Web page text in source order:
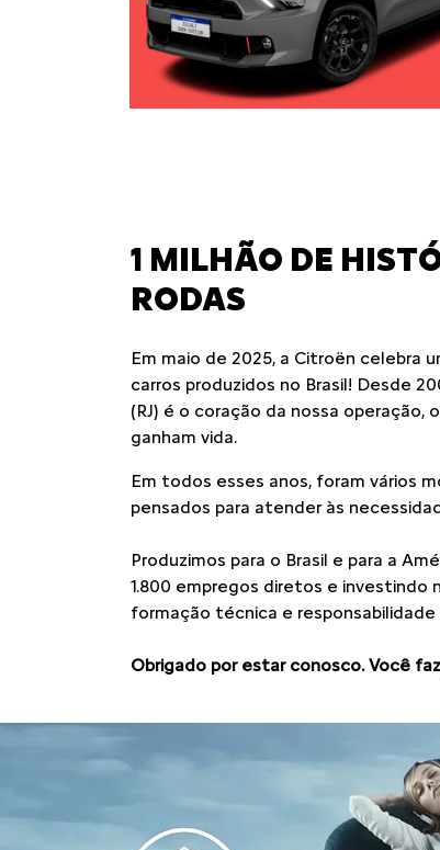
1 MILHÃO DE
RODAS
Em maio de 2025, a Citroën celebra
carros produzidos no Brasil! Desde
(RJ) é o coração da nossa
ganham vida.
Em todos esses anos, foram vários
pensados para atender às
Produzimos para o Brasil e para a
1.800 empregos diretos e investindo
formação técnica e responsabilidade
Obrigado por estar conosco. Você